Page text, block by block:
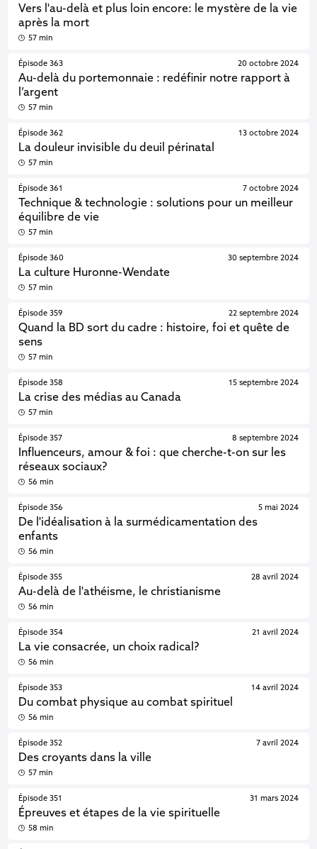
Vers l'au-delà et plus loin encore: le mystère de la vie
après la mort
57 min
Épisode 363
Au-delà du portemonnaie : redéfinir notre rapport à
l’argent
20 octobre 2024
57 min
Épisode 362
La douleur invisible du deuil périnatal
13 octobre 2024
57 min
Épisode 361
Technique & technologie : solutions pour un meilleur
équilibre de vie
7 octobre 2024
57 min
Épisode 360
La culture Huronne-Wendate
30 septembre 2024
57 min
Épisode 359
Quand la BD sort du cadre : histoire, foi et quête de
sens
22 septembre 2024
57 min
Épisode 358
La crise des médias au Canada
15 septembre 2024
57 min
Épisode 357
Influenceurs, amour & foi : que cherche-t-on sur les
réseaux sociaux?
8 septembre 2024
56 min
Épisode 356
De l'idéalisation à la surmédicamentation des
enfants
5 mai 2024
56 min
Épisode 355
Au-delà de l'athéisme, le christianisme
28 avril 2024
56 min
Épisode 354
La vie consacrée, un choix radical?
21 avril 2024
56 min
Épisode 353
Du combat physique au combat spirituel
14 avril 2024
56 min
Épisode 352
Des croyants dans la ville
7 avril 2024
57 min
Épisode 351
Épreuves et étapes de la vie spirituelle
31 mars 2024
58 min